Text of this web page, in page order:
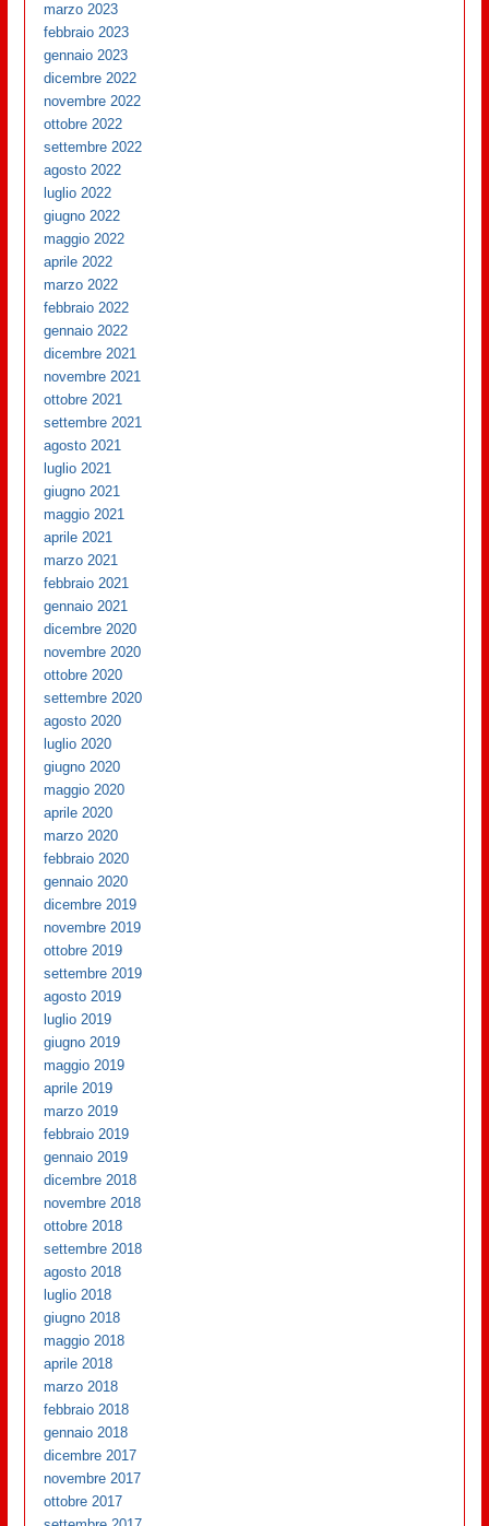
marzo 2023
febbraio 2023
gennaio 2023
dicembre 2022
novembre 2022
ottobre 2022
settembre 2022
agosto 2022
luglio 2022
giugno 2022
maggio 2022
aprile 2022
marzo 2022
febbraio 2022
gennaio 2022
dicembre 2021
novembre 2021
ottobre 2021
settembre 2021
agosto 2021
luglio 2021
giugno 2021
maggio 2021
aprile 2021
marzo 2021
febbraio 2021
gennaio 2021
dicembre 2020
novembre 2020
ottobre 2020
settembre 2020
agosto 2020
luglio 2020
giugno 2020
maggio 2020
aprile 2020
marzo 2020
febbraio 2020
gennaio 2020
dicembre 2019
novembre 2019
ottobre 2019
settembre 2019
agosto 2019
luglio 2019
giugno 2019
maggio 2019
aprile 2019
marzo 2019
febbraio 2019
gennaio 2019
dicembre 2018
novembre 2018
ottobre 2018
settembre 2018
agosto 2018
luglio 2018
giugno 2018
maggio 2018
aprile 2018
marzo 2018
febbraio 2018
gennaio 2018
dicembre 2017
novembre 2017
ottobre 2017